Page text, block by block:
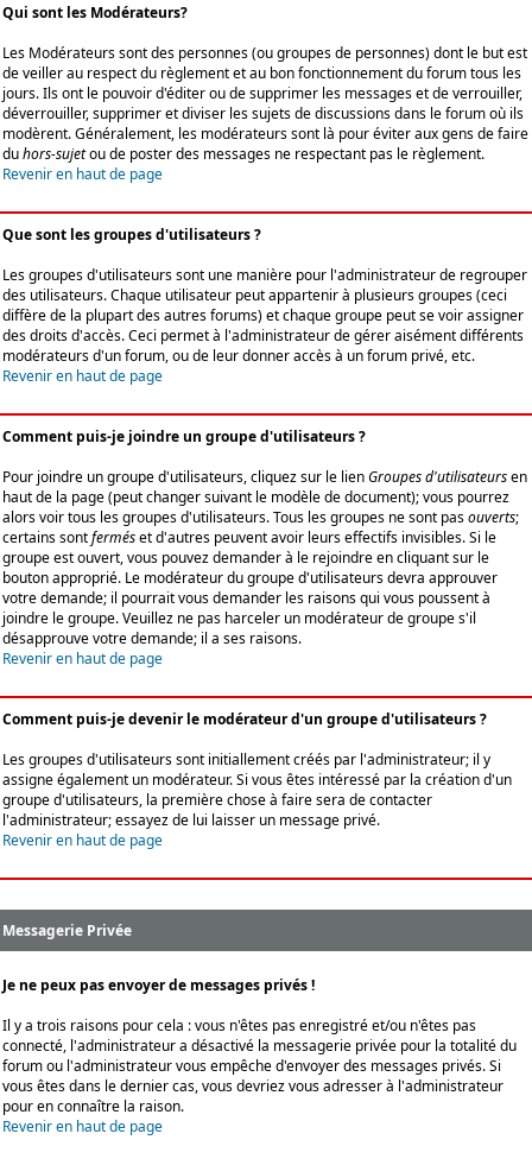
Qui sont les Modérateurs?
Les Modérateurs sont des personnes (ou groupes de personnes) dont le but est
de veiller au respect du règlement et au bon fonctionnement du forum tous les
jours. Ils ont le pouvoir d'éditer ou de supprimer les messages et de verrouiller,
déverrouiller, supprimer et diviser les sujets de discussions dans le forum où ils
modèrent. Généralement, les modérateurs sont là pour éviter aux gens de faire
duhors-sujetou de poster des messages ne respectant pas le règlement.
Revenir en haut de page
Que sont les groupes d'utilisateurs ?
Les groupes d'utilisateurs sont une manière pour l'administrateur de regrouper
des utilisateurs. Chaque utilisateur peut appartenir à plusieurs groupes (ceci
diffère de la plupart des autres forums) et chaque groupe peut se voir assigner
des droits d'accès. Ceci permet à l'administrateur de gérer aisément différents
modérateurs d'un forum, ou de leur donner accès à un forum privé, etc.
Revenir en haut de page
Comment puis-je joindre un groupe d'utilisateurs ?
Pour joindre un groupe d'utilisateurs, cliquez sur le lienGroupes d'utilisateursen
haut de la page (peut changer suivant le modèle de document); vous pourrez
alors voir tous les groupes d'utilisateurs. Tous les groupes ne sont pasouverts;
certains sontferméset d'autres peuvent avoir leurs effectifs invisibles. Si le
groupe est ouvert, vous pouvez demander à le rejoindre en cliquant sur le
bouton approprié. Le modérateur du groupe d'utilisateurs devra approuver
votre demande; il pourrait vous demander les raisons qui vous poussent à
joindre le groupe. Veuillez ne pas harceler un modérateur de groupe s'il
désapprouve votre demande; il a ses raisons.
Revenir en haut de page
Comment puis-je devenir le modérateur d'un groupe d'utilisateurs ?
Les groupes d'utilisateurs sont initiallement créés par l'administrateur; il y
assigne également un modérateur. Si vous êtes intéressé par la création d'un
groupe d'utilisateurs, la première chose à faire sera de contacter
l'administrateur; essayez de lui laisser un message privé.
Revenir en haut de page
Messagerie Privée
Je ne peux pas envoyer de messages privés !
Il y a trois raisons pour cela : vous n'êtes pas enregistré et/ou n'êtes pas
connecté, l'administrateur a désactivé la messagerie privée pour la totalité du
forum ou l'administrateur vous empêche d'envoyer des messages privés. Si
vous êtes dans le dernier cas, vous devriez vous adresser à l'administrateur
pour en connaître la raison.
Revenir en haut de page